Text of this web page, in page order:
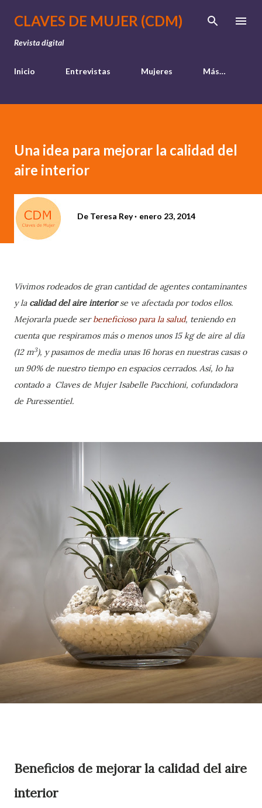
Ir al contenido principal
CLAVES DE MUJER (CDM)
Revista digital
Inicio Entrevistas Mujeres Más…
Una idea para mejorar la calidad del
aire interior
De Teresa Rey enero 23, 2014
Vivimos rodeados de gran cantidad de agentes contaminantes
y lacalidad del aire interiorse ve afectada por todos ellos.
Mejorarla puede serbeneficioso para la salud, teniendo en
cuenta que respiramos más o menos unos 15 kg de aire al día
(12 m3), y pasamos de media unas 16 horas en nuestras casas o
un 90% de nuestro tiempo en espacios cerrados. Así, lo ha
contado a Claves de Mujer Isabelle Pacchioni, cofundadora
de Puressentiel.
Beneficios de mejorar la calidad del aire
interior